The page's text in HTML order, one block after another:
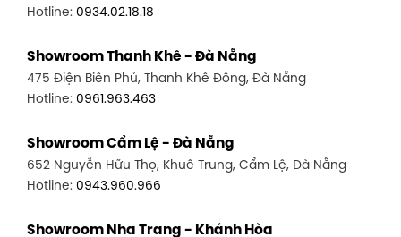
1448 Huỳnh Tấn Phát, Phú Thuận, Quận 7, TP HCM
Hotline:0946.480.580
348 Đ. Bạch Đằng, P. 14, Bình Thạnh, TP HCM
Hotline:0902.716.230
591 Hoàng Văn Thụ, P. 4, Tân Bình, TP HCM
Hotline: 0934.02.18.18
Showroom Thanh Khê - Đà Nẵng
475 Điện Biên Phủ, Thanh Khê Đông, Đà Nẵng
Hotline: 0961.963.463
Showroom Cẩm Lệ - Đà Nẵng
652 Nguyễn Hữu Thọ, Khuê Trung, Cẩm Lệ, Đà Nẵng
Hotline: 0943.960.966
Showroom Nha Trang - Khánh Hòa